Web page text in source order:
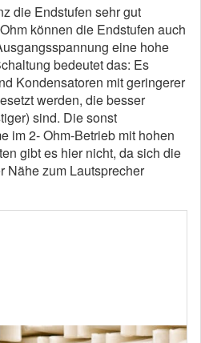
die Endstufen sehr gut
können die Endstufen auch
eine hohe
bedeutet das: Es
Kondensatoren mit geringerer
werden, die besser
sind. Die sonst
im 2- Ohm-Betrieb mit hohen
gibt es hier nicht, da sich die
Nähe zum Lautsprecher